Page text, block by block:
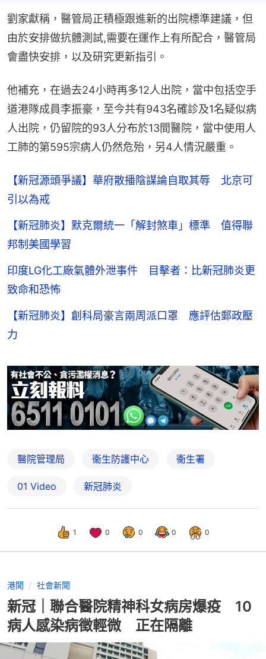
劉家獻稱，醫管局正積極跟進新的出院標準建議，但
由於安排做抗體測試,需要在運作上有所配合，醫管局
會盡快安排，以及研究更新指引。
他補充，在過去24小時再多12人出院，當中包括空手
道港隊成員李振豪，至今共有943名確診及1名疑似病
人出院，仍留院的93人分布於13間醫院，當中使用人
工肺的第595宗病人仍然危殆，另4人情況嚴重。
【新冠源頭爭議】華府散播陰謀論自取其辱 北京可
引以為戒
【新冠肺炎】默克爾統一「解封煞車」標準 值得聯
邦制美國學習
印度LG化工廠氣體外泄事件 目擊者：比新冠肺炎更
致命和恐怖
【新冠肺炎】創科局豪言兩周派口罩 應評估郵政壓
力
醫院管理局 衞生防護中心 衞生署
01 Video 新冠肺炎
1 0 0 0 0
港聞 社會新聞
新冠｜聯合醫院精神科女病房爆疫 10
病人感染病徵輕微 正在隔離